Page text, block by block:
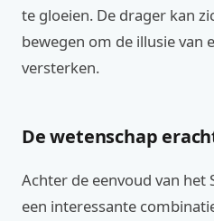
te gloeien. De drager kan
bewegen om de illusie van
versterken.
De wetenschap
Achter de eenvoud van
een interessante